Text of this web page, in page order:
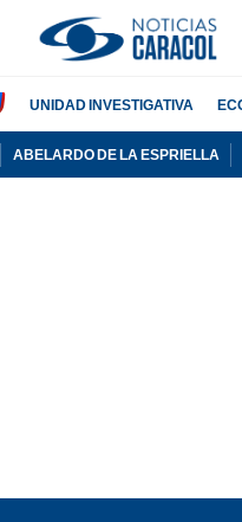
UNIDAD INVESTIGATIVA
ABELARDO DE LA ESPRIELLA